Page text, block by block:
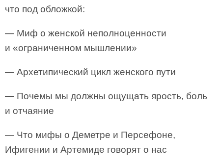
что под обложкой:
— Миф о женской неполноценности
и «ограниченном мышлении»
— Архетипический цикл женского пути
— Почемы мы должны ощущать ярость, боль
и отчаяние
— Что мифы о Деметре и Персефоне,
Ифигении и Артемиде говорят о нас